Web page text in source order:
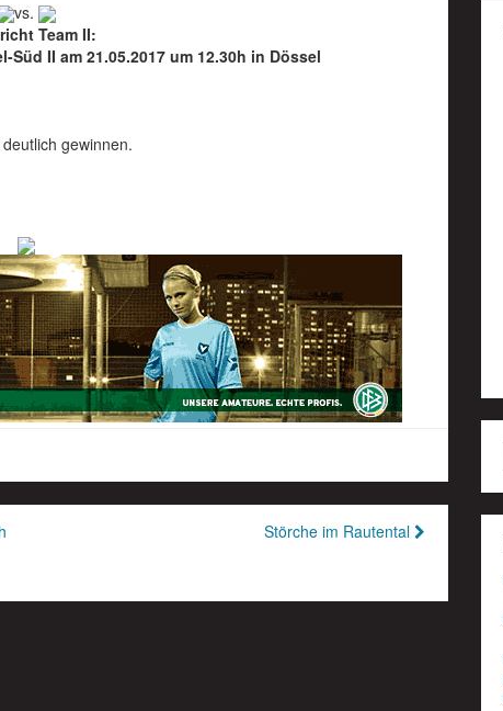
vs.
Team II:
Süd II am 21.05.2017 um 12.30h in Dössel
gewinnen.
Störche im Rautental